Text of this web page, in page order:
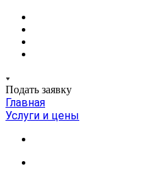
Подать заявку
Главная
Услуги и цены